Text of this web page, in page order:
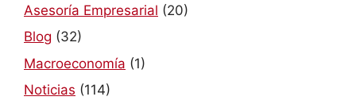
Asesoría Empresarial (20)
Blog (32)
Macroeconomía (1)
Noticias (114)